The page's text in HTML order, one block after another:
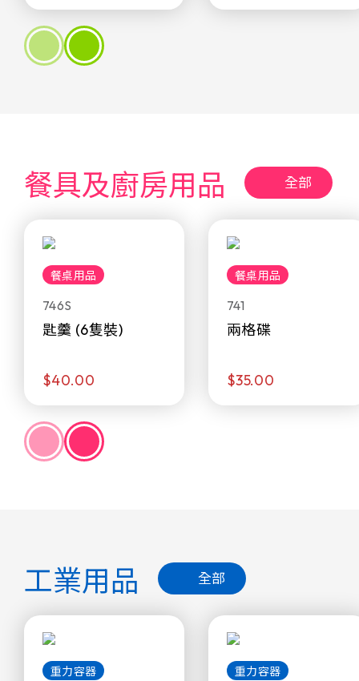
餐具及廚房用品 全部
餐桌用品
746S
匙羹 (6隻裝)
$40.00
餐桌用品
741
兩格碟
$35.00
工業用品 全部
重力容器 重力容器